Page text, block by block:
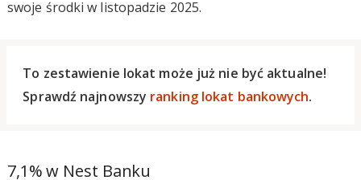
swoje środki w listopadzie 2025.
To zestawienie lokat może już nie być aktualne!
Sprawdź najnowszy ranking lokat bankowych.
7,1% w Nest Banku